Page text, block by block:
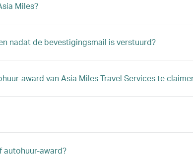
Miles?
nadat de bevestigingsmail is verstuurd?
award van Asia Miles Travel Services te
autohuur-award?